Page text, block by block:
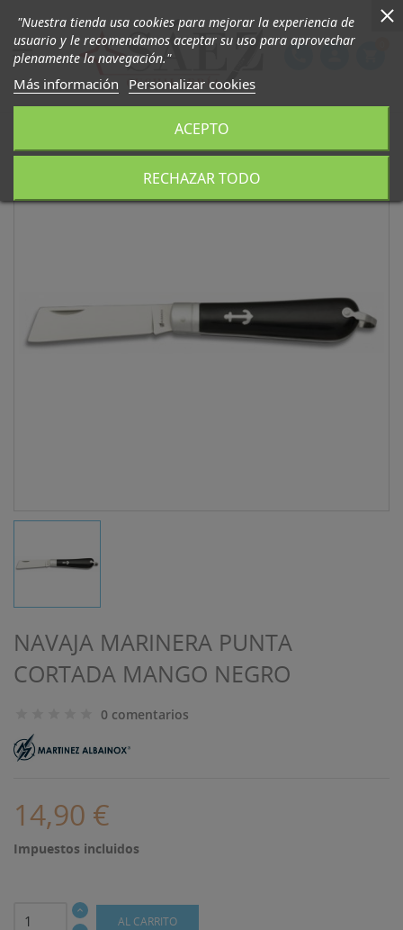

NAVAJA MARINERA PUNTA
CORTADA MANGO NEGRO
0 comentarios
14,90 €
Impuestos incluidos
AL CARRITO
"Nuestra tienda usa cookies para mejorar la experiencia de
usuario y le recomendamos aceptar su uso para aprovechar
plenamente la navegación."
Más información Personalizar cookies
RECHAZAR TODO
ACEPTO